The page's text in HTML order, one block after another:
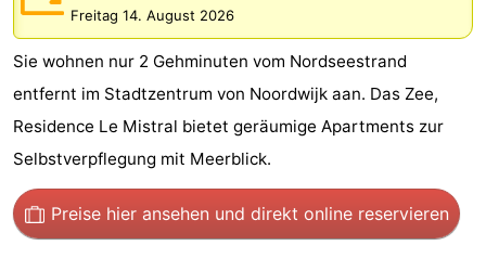
Spar
Noordduinen
Duinresort
Dunimar
-
Noordwijkse
Duinen
-
Parc
du
Soleil
Hotels
Zimmer
(mit
Lastminutes
Freitag 14. August 2026
Sie wohnen nur 2 Gehminuten vom Nordseestrand
entfernt im Stadtzentrum von Noordwijk aan. Das Zee,
Residence Le Mistral bietet geräumige Apartments zur
Selbstverpflegung mit Meerblick.
Preise hier ansehen und direkt online reservieren